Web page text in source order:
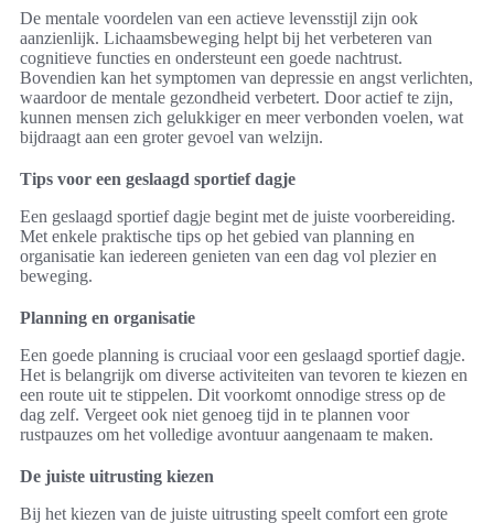
De mentale voordelen van een actieve levensstijl zijn ook
aanzienlijk. Lichaamsbeweging helpt bij het verbeteren van
cognitieve functies en ondersteunt een goede nachtrust.
Bovendien kan het symptomen van depressie en angst verlichten,
waardoor de mentale gezondheid verbetert. Door actief te zijn,
kunnen mensen zich gelukkiger en meer verbonden voelen, wat
bijdraagt aan een groter gevoel van welzijn.
Tips voor een geslaagd sportief dagje
Een geslaagd sportief dagje begint met de juiste voorbereiding.
Met enkele praktische tips op het gebied van planning en
organisatie kan iedereen genieten van een dag vol plezier en
beweging.
Planning en organisatie
Een goede planning is cruciaal voor een geslaagd sportief dagje.
Het is belangrijk om diverse activiteiten van tevoren te kiezen en
een route uit te stippelen. Dit voorkomt onnodige stress op de
dag zelf. Vergeet ook niet genoeg tijd in te plannen voor
rustpauzes om het volledige avontuur aangenaam te maken.
De juiste uitrusting kiezen
Bij het kiezen van de juiste uitrusting speelt comfort een grote